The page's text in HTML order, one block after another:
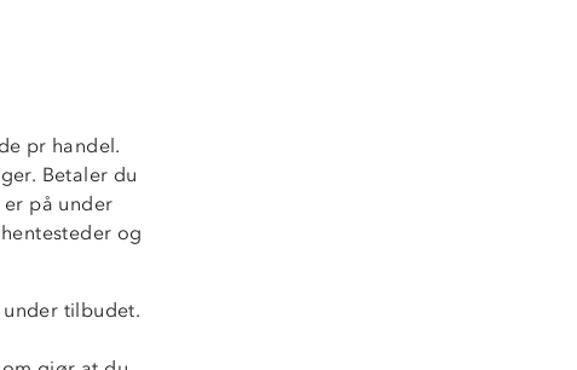
pr handel.
Betaler du
på under
og
tilbudet.